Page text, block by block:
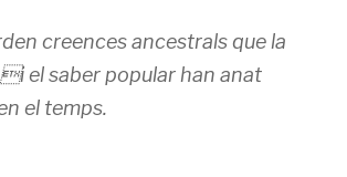
creences ancestrals que la
el saber popular han anat
el temps.